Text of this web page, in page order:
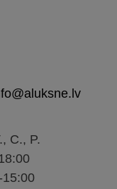
C., P.
15:00